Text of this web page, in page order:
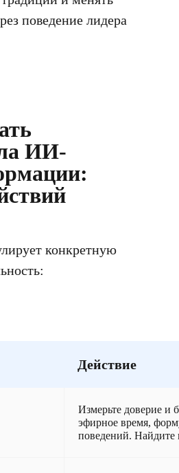
поведение лидера
ИИ-
конкретную
Действие
Измерьте доверие и
эфирное время,
поведений. Найдите